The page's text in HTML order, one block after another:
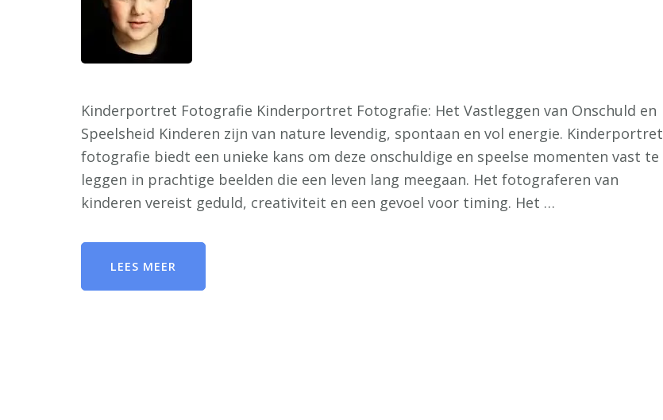
Kinderportret Fotografie Kinderportret Fotografie: Het Vastleggen van Onschuld en
Speelsheid Kinderen zijn van nature levendig, spontaan en vol energie. Kinderportret
fotografie biedt een unieke kans om deze onschuldige en speelse momenten vast te
leggen in prachtige beelden die een leven lang meegaan. Het fotograferen van
kinderen vereist geduld, creativiteit en een gevoel voor timing. Het …
LEES MEER